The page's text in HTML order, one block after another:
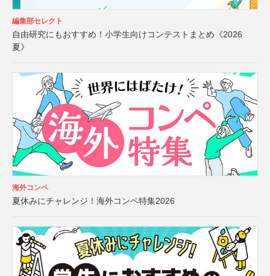
編集部セレクト
自由研究にもおすすめ！小学生向けコンテストまとめ《2026
夏》
海外コンペ
夏休みにチャレンジ！海外コンペ特集2026